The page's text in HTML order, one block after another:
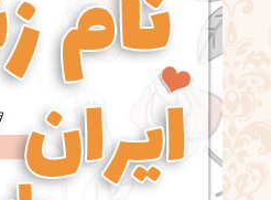
n
t